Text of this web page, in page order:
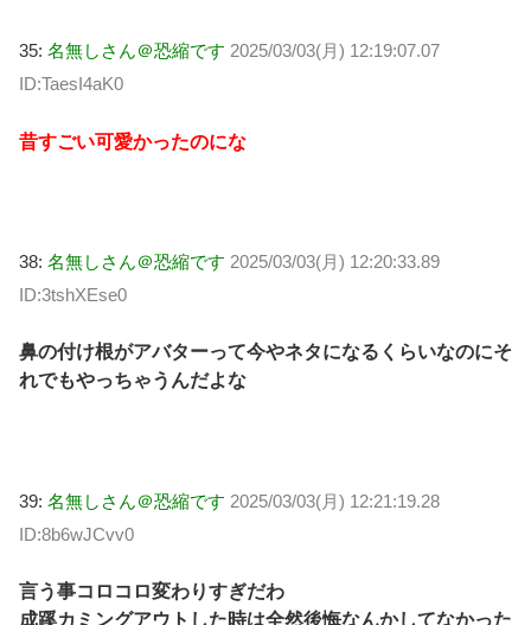
35: 名無しさん＠恐縮です 2025/03/03(月) 12:19:07.07
ID:TaesI4aK0
昔すごい可愛かったのにな
38: 名無しさん＠恐縮です 2025/03/03(月) 12:20:33.89
ID:3tshXEse0
鼻の付け根がアバターって今やネタになるくらいなのにそ
れでもやっちゃうんだよな
39: 名無しさん＠恐縮です 2025/03/03(月) 12:21:19.28
ID:8b6wJCvv0
言う事コロコロ変わりすぎだわ
成蹊カミングアウトした時は全然後悔なんかしてなかった